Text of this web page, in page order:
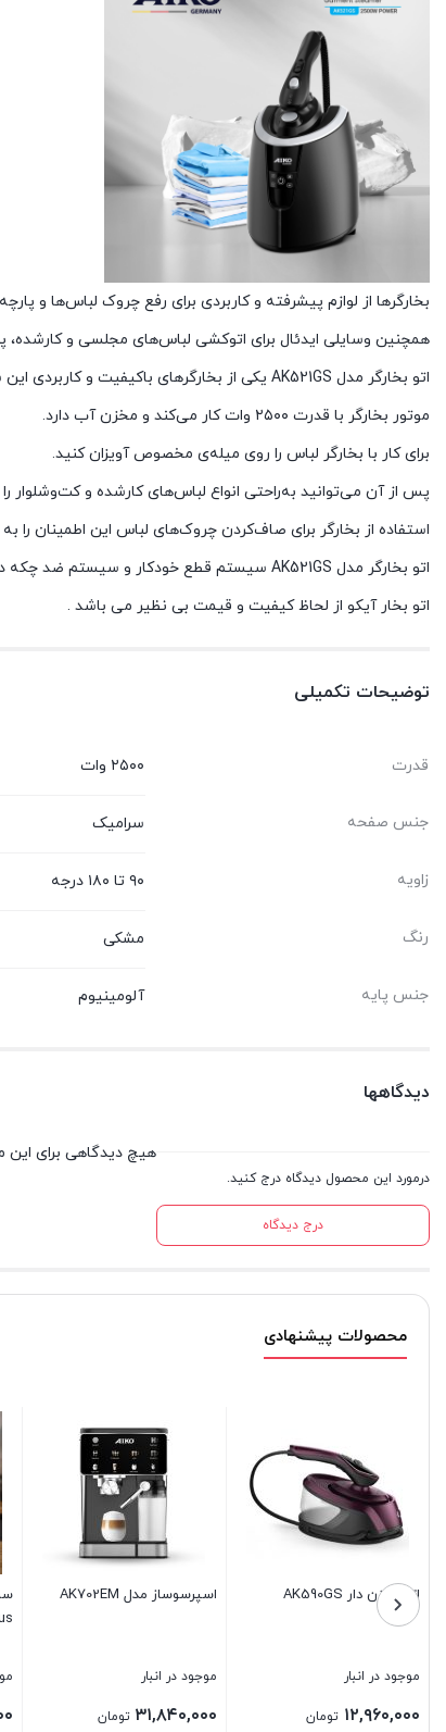
بخارگرها از لوازم پیشرفته و کاربردی برای رفع چروک لباس‌ها و
همچنین وسایلی ایدئال برای اتوکشی لباس‌های مجلسی و
اتو بخارگر مدل AK521GS یکی از بخارگرهای باکیفیت و کاربردی این شرکت بوده که به همین منظور طراحی شده است.
موتور بخارگر با قدرت ۲۵۰۰ وات کار می‌کند و مخزن آب دارد.
برای کار با بخارگر لباس‌ را روی میله‌ی مخصوص آویزان کنید.
پس از آن می‌توانید به‌راحتی انواع لباس‌های کارشده و کت‌وشلوار
استفاده از بخارگر برای صاف‌کردن چروک‌های لباس این اطمینان
اتو بخارگر مدل AK521GS سیستم قطع خودکار و سیستم ضد چکه دارد این محصول دارای سری پهن و شلنگ بخار طویل است که کارکردن با آن را بسیار راحت می‌کند.
اتو بخار آیکو از لحاظ کیفیت و قیمت بی نظیر می باشد .
توضیحات تکمیلی
قدرت ۲۵۰۰ وات
جنس صفحه سرامیک
زاویه ۹۰ تا ۱۸۰ درجه
رنگ مشکی
جنس پایه آلومینیوم
دیدگاهها
درمورد این محصول دیدگاه درج کنید.
درج دیدگاه
هیچ دیدگاهی برای
محصولات پیشنهادی
همزن دستی آیکو
مدلAK251HM
موجود در انبار
۵,۴۲۴,۰۰۰ تومان
گوشت کوب برقی آیکو مدل
موجود در انبار
۱۳,۴۴۰,۰۰۰ تومان